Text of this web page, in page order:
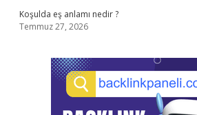
Koşulda eş anlamı nedir ?
Temmuz 27, 2026